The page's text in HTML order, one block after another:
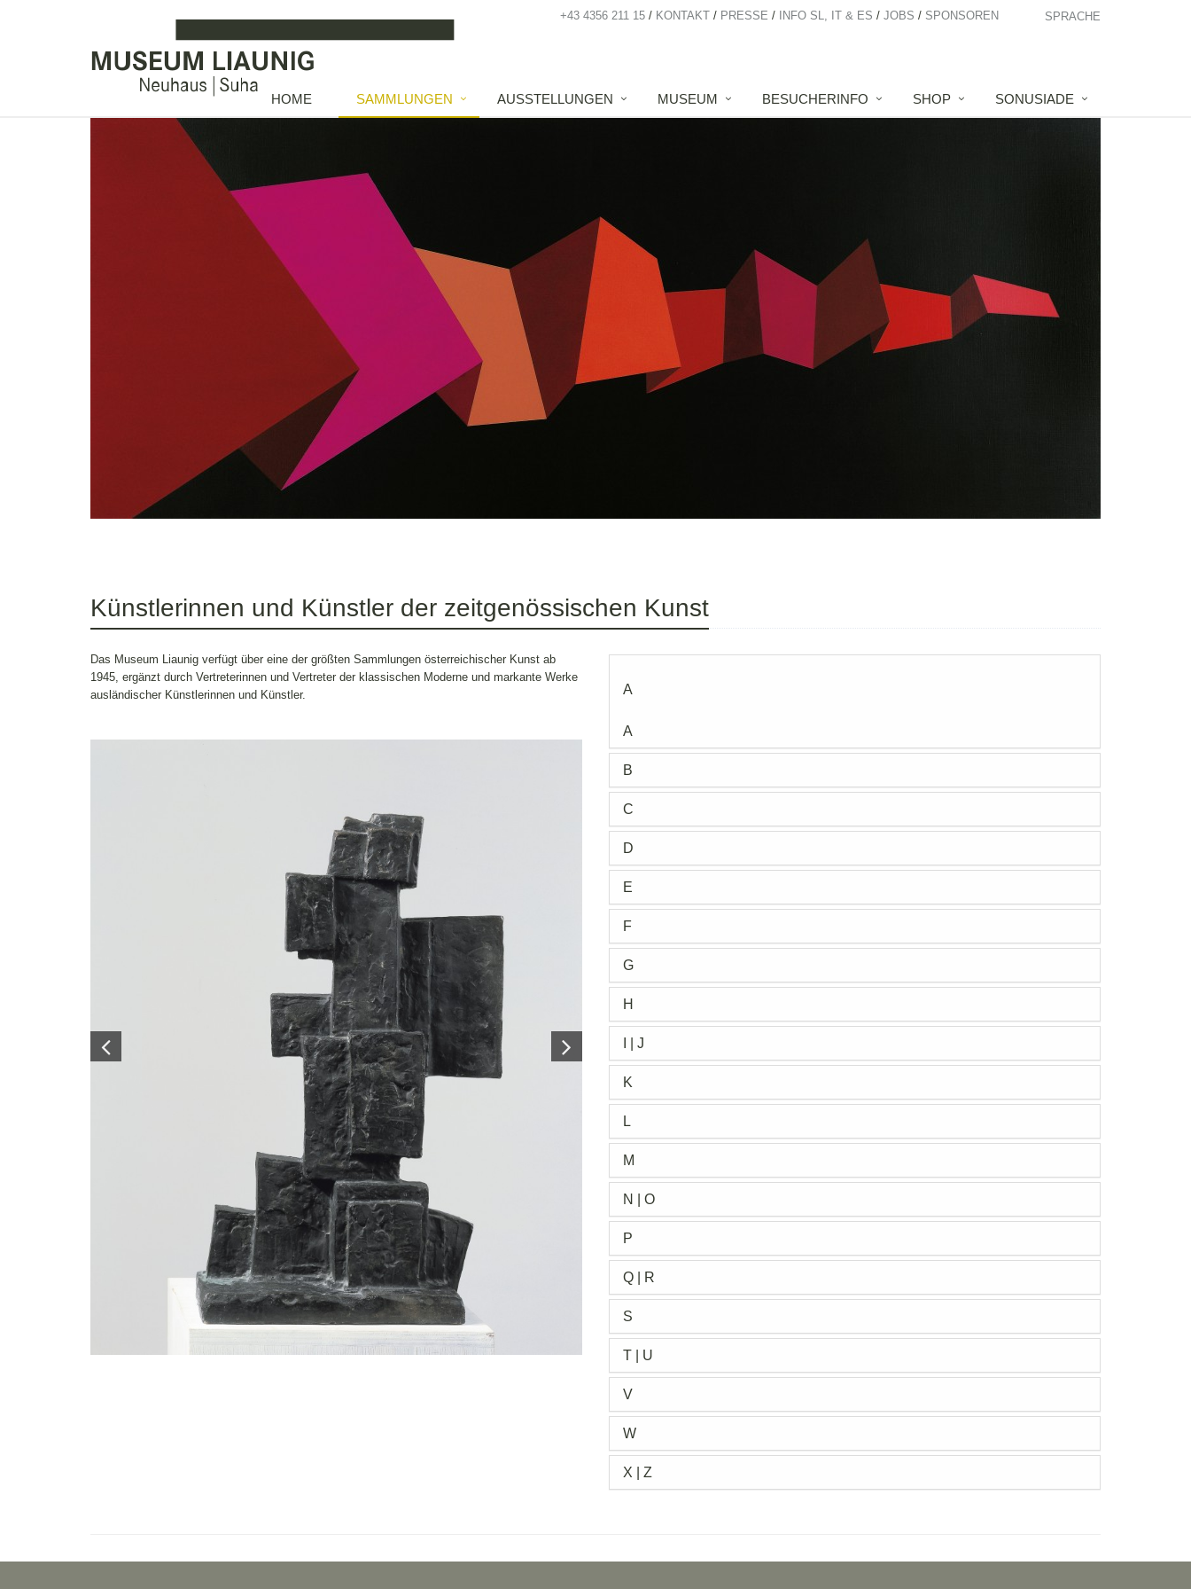
+43 4356 211 15 KONTAKT PRESSE INFO SL, IT & ES JOBS SPONSOREN SPRACHE
HOME SAMMLUNGEN AUSSTELLUNGEN MUSEUM BESUCHERINFO SHOP SONUSIADE
Künstlerinnen und Künstler der zeitgenössischen Kunst
Das Museum Liaunig verfügt über eine der größten Sammlungen österreichischer Kunst ab
1945, ergänzt durch Vertreterinnen und Vertreter der klassischen Moderne und markante Werke
ausländischer Künstlerinnen und Künstler.
A
A
B
C
D
E
F
G
H
I | J
K
L
M
N | O
P
Q | R
S
T | U
V
W
X | Z